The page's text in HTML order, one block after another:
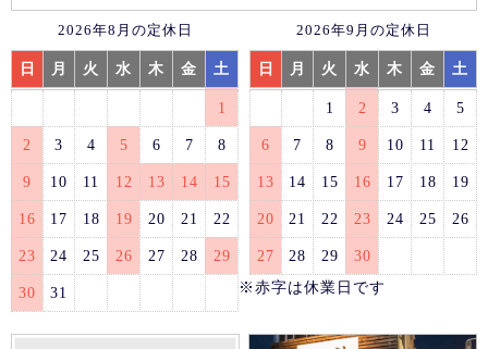
2026年8月の定休日
日 月 火 水 木 金 土
1
2 3 4 5 6 7 8
9 10 11 12 13 14 15
16 17 18 19 20 21 22
23 24 25 26 27 28 29
30 31
2026年9月の定休日
日 月 火 水 木 金 土
1 2 3 4 5
6 7 8 9 10 11 12
13 14 15 16 17 18 19
20 21 22 23 24 25 26
27 28 29
30
※赤字は休業日です